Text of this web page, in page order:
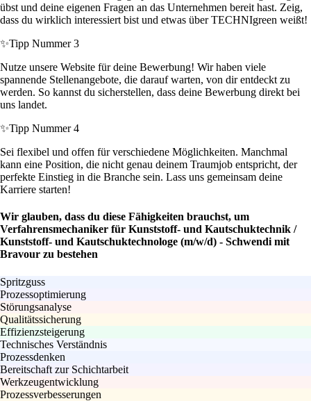
übst und deine eigenen Fragen an das Unternehmen bereit hast. Zeig,
dass du wirklich interessiert bist und etwas über TECHNIgreen weißt!
✨Tipp Nummer 3
Nutze unsere Website für deine Bewerbung! Wir haben viele
spannende Stellenangebote, die darauf warten, von dir entdeckt zu
werden. So kannst du sicherstellen, dass deine Bewerbung direkt bei
uns landet.
✨Tipp Nummer 4
Sei flexibel und offen für verschiedene Möglichkeiten. Manchmal
kann eine Position, die nicht genau deinem Traumjob entspricht, der
perfekte Einstieg in die Branche sein. Lass uns gemeinsam deine
Karriere starten!
Wir glauben, dass du diese Fähigkeiten brauchst, um
Verfahrensmechaniker für Kunststoff- und Kautschuktechnik /
Kunststoff- und Kautschuktechnologe (m/w/d) - Schwendi mit
Bravour zu bestehen
Spritzguss
Prozessoptimierung
Störungsanalyse
Qualitätssicherung
Effizienzsteigerung
Technisches Verständnis
Prozessdenken
Bereitschaft zur Schichtarbeit
Werkzeugentwicklung
Prozessverbesserungen